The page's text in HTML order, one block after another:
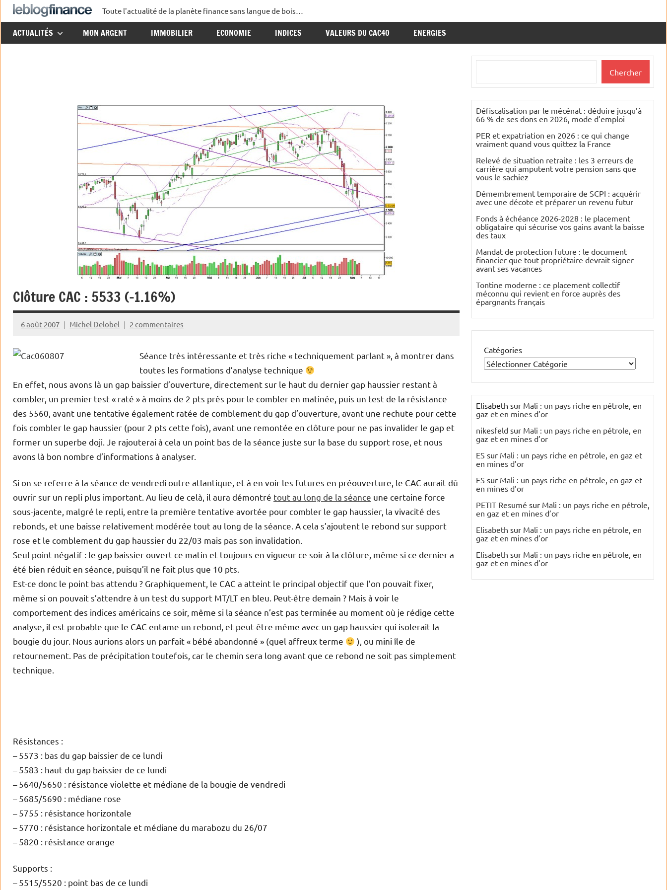
Aller
au
contenu
Le
Blog
Toute l'actualité de la planète finance sans langue de bois…
ACTUALITÉS MON ARGENT IMMOBILIER ECONOMIE INDICES VALEURS DU CAC40 ENERGIES
Clôture CAC : 5533 (-1.16%)
6 août 2007 Michel Delobel 2 commentaires
Séance très intéressante et très riche « techniquement parlant », à montrer dans
toutes les formations d’analyse technique
En effet, nous avons là un gap baissier d’ouverture, directement sur le haut du dernier gap haussier restant à
combler, un premier test « raté » à moins de 2 pts près pour le combler en matinée, puis un test de la résistance
des 5560, avant une tentative également ratée de comblement du gap d’ouverture, avant une rechute pour cette
fois combler le gap haussier (pour 2 pts cette fois), avant une remontée en clôture pour ne pas invalider le gap et
former un superbe doji. Je rajouterai à cela un point bas de la séance juste sur la base du support rose, et nous
avons là bon nombre d’informations à analyser.
Si on se referre à la séance de vendredi outre atlantique, et à en voir les futures en préouverture, le CAC aurait dû
ouvrir sur un repli plus important. Au lieu de celà, il aura démontré tout au long de la séance une certaine force
sous-jacente, malgré le repli, entre la première tentative avortée pour combler le gap haussier, la vivacité des
rebonds, et une baisse relativement modérée tout au long de la séance. A cela s’ajoutent le rebond sur support
rose et le comblement du gap haussier du 22/03 mais pas son invalidation.
Seul point négatif : le gap baissier ouvert ce matin et toujours en vigueur ce soir à la clôture, même si ce dernier a
été bien réduit en séance, puisqu’il ne fait plus que 10 pts.
Est-ce donc le point bas attendu ? Graphiquement, le CAC a atteint le principal objectif que l’on pouvait fixer,
même si on pouvait s’attendre à un test du support MT/LT en bleu. Peut-être demain ? Mais à voir le
comportement des indices américains ce soir, même si la séance n’est pas terminée au moment où je rédige cette
analyse, il est probable que le CAC entame un rebond, et peut-être même avec un gap haussier qui isolerait la
bougie du jour. Nous aurions alors un parfait « bébé abandonné » (quel affreux terme
), ou mini île de
retournement. Pas de précipitation toutefois, car le chemin sera long avant que ce rebond ne soit pas simplement
technique.
Résistances :
– 5573 : bas du gap baissier de ce lundi
– 5583 : haut du gap baissier de ce lundi
– 5640/5650 : résistance violette et médiane de la bougie de vendredi
– 5685/5690 : médiane rose
– 5755 : résistance horizontale
– 5770 : résistance horizontale et médiane du marabozu du 26/07
– 5820 : résistance orange
Supports :
– 5515/5520 : point bas de ce lundi
Chercher
Défiscalisation par le mécénat : déduire jusqu’à
66 % de ses dons en 2026, mode d’emploi
PER et expatriation en 2026 : ce qui change
vraiment quand vous quittez la France
Relevé de situation retraite : les 3 erreurs de
carrière qui amputent votre pension sans que
vous le sachiez
Démembrement temporaire de SCPI : acquérir
avec une décote et préparer un revenu futur
Fonds à échéance 2026-2028 : le placement
obligataire qui sécurise vos gains avant la baisse
des taux
Mandat de protection future : le document
financier que tout propriétaire devrait signer
avant ses vacances
Tontine moderne : ce placement collectif
méconnu qui revient en force auprès des
épargnants français
Catégories
Elisabeth sur Mali : un pays riche en pétrole, en
gaz et en mines d’or
nikesfeld sur Mali : un pays riche en pétrole, en
gaz et en mines d’or
ES sur Mali : un pays riche en pétrole, en gaz et
en mines d’or
ES sur Mali : un pays riche en pétrole, en gaz et
en mines d’or
PETIT Resumé sur Mali : un pays riche en pétrole,
en gaz et en mines d’or
Elisabeth sur Mali : un pays riche en pétrole, en
gaz et en mines d’or
Elisabeth sur Mali : un pays riche en pétrole, en
gaz et en mines d’or